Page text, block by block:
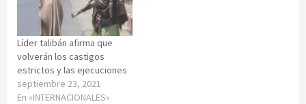
Líder talibán afirma que
volverán los castigos
estrictos y las ejecuciones
septiembre 23, 2021
En «INTERNACIONALES»